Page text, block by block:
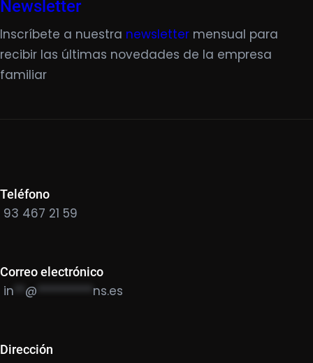
Newsletter
Inscríbete a nuestra newsletter mensual para
recibir las últimas novedades de la empresa
familiar
Teléfono
93 467 21 59
Correo electrónico
in @ ns.es
Dirección